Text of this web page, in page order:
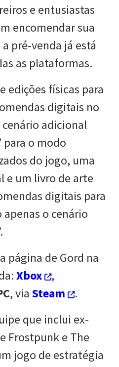
e entusiastas
encomendar sua
pré-venda já está
as plataformas.
edições físicas para
digitais no
adicional
para o modo
do jogo, uma
e um livro de arte
digitais para
apenas o cenário
página de Gord na
Xbox
,
, via Steam
.
que inclui ex-
Frostpunk e The
jogo de estratégia